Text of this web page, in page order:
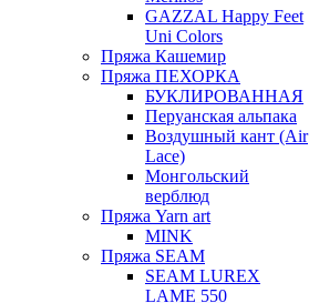
GAZZAL Happy Feet
Uni Colors
Пряжа Кашемир
Пряжа ПЕХОРКА
БУКЛИРОВАННАЯ
Перуанская альпака
Воздушный кант (Air
Lace)
Монгольский
верблюд
Пряжа Yarn art
MINK
Пряжа SEAM
SEAM LUREX
LAME 550